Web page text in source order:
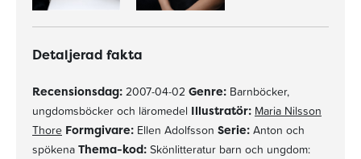
Detaljerad fakta
Recensionsdag: 2007-04-02 Genre: Barnböcker,
ungdomsböcker och läromedel Illustratör: Maria Nilsson
Thore Formgivare: Ellen Adolfsson Serie: Anton och
spökena Thema-kod: Skönlitteratur barn och ungdom: